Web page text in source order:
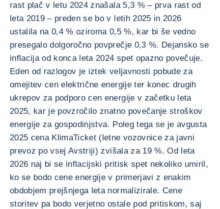
rast plač v letu 2024 znašala 5,3 % – prva rast od
leta 2019 – preden se bo v letih 2025 in 2026
ustalila na 0,4 % oziroma 0,5 %, kar bi še vedno
presegalo dolgoročno povprečje 0,3 %. Dejansko se
inflacija od konca leta 2024 spet opazno povečuje.
Eden od razlogov je iztek veljavnosti pobude za
omejitev cen električne energije ter konec drugih
ukrepov za podporo cen energije v začetku leta
2025, kar je povzročilo znatno povečanje stroškov
energije za gospodinjstva. Poleg tega se je avgusta
2025 cena KlimaTicket (letne vozovnice za javni
prevoz po vsej Avstriji) zvišala za 19 %. Od leta
2026 naj bi se inflacijski pritisk spet nekoliko umiril,
ko se bodo cene energije v primerjavi z enakim
obdobjem prejšnjega leta normalizirale. Cene
storitev pa bodo verjetno ostale pod pritiskom, saj